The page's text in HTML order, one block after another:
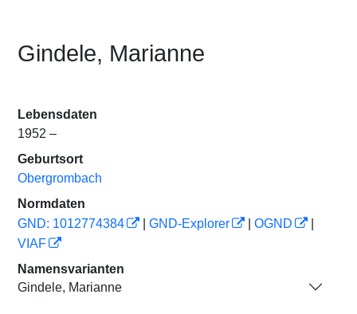
Gindele, Marianne
Lebensdaten
1952 –
Geburtsort
Obergrombach
Normdaten
GND: 1012774384
GND-Explorer OGND
VIAF
Namensvarianten
Gindele, Marianne